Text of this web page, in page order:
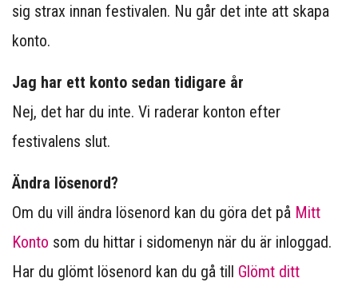
sig strax innan festivalen. Nu går det inte att skapa
konto.
Jag har ett konto sedan tidigare år
Nej, det har du inte. Vi raderar konton efter
festivalens slut.
Ändra lösenord?
Om du vill ändra lösenord kan du göra det på Mitt
Konto som du hittar i sidomenyn när du är inloggad.
Har du glömt lösenord kan du gå till Glömt ditt